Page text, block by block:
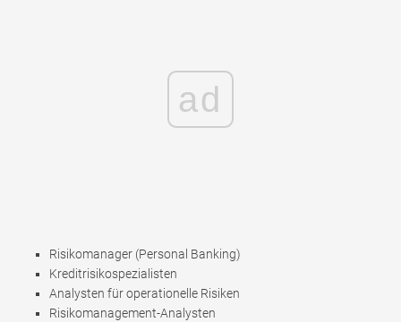
ad
Risikomanager (Personal Banking)
Kreditrisikospezialisten
Analysten für operationelle Risiken
Risikomanagement-Analysten